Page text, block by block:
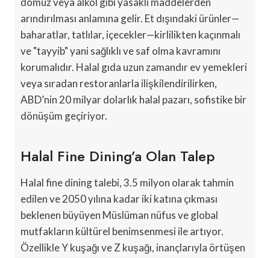
arındırılması anlamına gelir. Et dışındaki ürünler—
baharatlar, tatlılar, içecekler—kirlilikten kaçınmalı
ve "tayyib" yani sağlıklı ve saf olma kavramını
korumalıdır. Halal gıda uzun zamandır ev yemekleri
veya sıradan restoranlarla ilişkilendirilirken,
ABD’nin 20 milyar dolarlık halal pazarı, sofistike bir
dönüşüm geçiriyor.
Halal Fine Dining’a Olan Talep
Halal fine dining talebi, 3.5 milyon olarak tahmin
edilen ve 2050 yılına kadar iki katına çıkması
beklenen büyüyen Müslüman nüfus ve global
mutfakların kültürel benimsenmesi ile artıyor.
Özellikle Y kuşağı ve Z kuşağı, inançlarıyla örtüşen